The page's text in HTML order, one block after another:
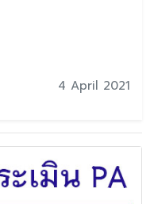
4 April 2021